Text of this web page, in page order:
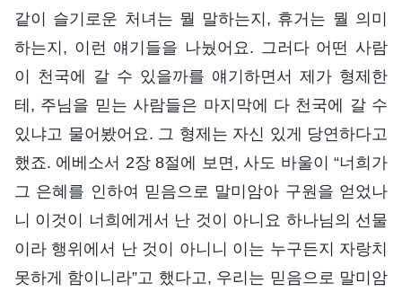
같이 슬기로운 처녀는 뭘 말하는지, 휴거는 뭘 의미
하는지, 이런 얘기들을 나눴어요. 그러다 어떤 사람
이 천국에 갈 수 있을까를 얘기하면서 제가 형제한
테, 주님을 믿는 사람들은 마지막에 다 천국에 갈 수
있냐고 물어봤어요. 그 형제는 자신 있게 당연하다고
했죠. 에베소서 2장 8절에 보면, 사도 바울이 “너희가
그 은혜를 인하여 믿음으로 말미암아 구원을 얻었나
니 이것이 너희에게서 난 것이 아니요 하나님의 선물
이라 행위에서 난 것이 아니니 이는 누구든지 자랑치
못하게 함이니라”고 했다고, 우리는 믿음으로 말미암